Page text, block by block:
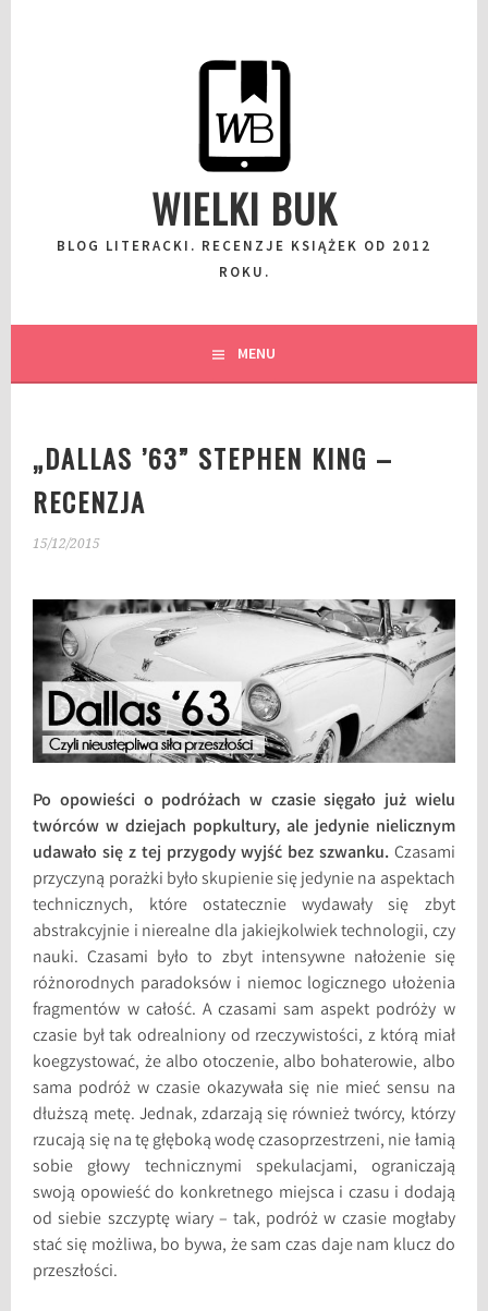
WIELKI BUK
BLOG LITERACKI. RECENZJE KSIĄŻEK OD 2012
ROKU.
MENU
„DALLAS ’63” STEPHEN KING –
RECENZJA
15/12/2015
Po opowieści o podróżach w czasie sięgało już wielu
twórców w dziejach popkultury, ale jedynie nielicznym
udawało się z tej przygody wyjść bez szwanku.Czasami
przyczyną porażki było skupienie się jedynie na aspektach
technicznych, które ostatecznie wydawały się zbyt
abstrakcyjnie i nierealne dla jakiejkolwiek technologii, czy
nauki. Czasami było to zbyt intensywne nałożenie się
różnorodnych paradoksów i niemoc logicznego ułożenia
fragmentów w całość. A czasami sam aspekt podróży w
czasie był tak odrealniony od rzeczywistości, z którą miał
koegzystować, że albo otoczenie, albo bohaterowie, albo
sama podróż w czasie okazywała się nie mieć sensu na
dłuższą metę. Jednak, zdarzają się również twórcy, którzy
rzucają się na tę głęboką wodę czasoprzestrzeni, nie łamią
sobie głowy technicznymi spekulacjami, ograniczają
swoją opowieść do konkretnego miejsca i czasu i dodają
od siebie szczyptę wiary – tak, podróż w czasie mogłaby
stać się możliwa, bo bywa, że sam czas daje nam klucz do
przeszłości.